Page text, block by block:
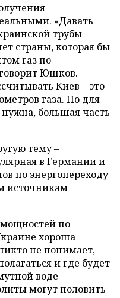
«Давать
трубы
страны, которая бы
газ по
Юшков.
Киев – это
газа. Но для
нужна, большая часть
тему –
в Германии и
по энергопереходу
источникам
мощностей по
хороша
не понимает,
и где будет
воде
могут половить